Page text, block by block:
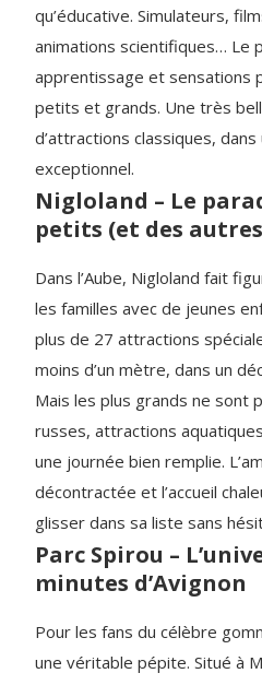
qu’éducative. Simulateurs,
animations scientifiques… Le
apprentissage et sensations
petits et grands. Une très
d’attractions classiques,
exceptionnel.
Nigloland – Le
petits (et des
Dans l’Aube, Nigloland fait
les familles avec de jeunes
plus de 27 attractions
moins d’un mètre, dans un
Mais les plus grands ne sont
russes, attractions
une journée bien remplie.
décontractée et l’accueil
glisser dans sa liste sans
Parc Spirou –
minutes d’Avignon
Pour les fans du célèbre
une véritable pépite. Situé à